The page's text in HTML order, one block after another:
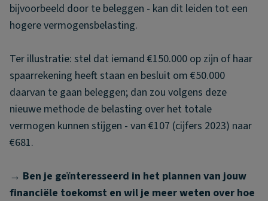
bijvoorbeeld door te beleggen - kan dit leiden tot een
hogere vermogensbelasting.
Ter illustratie: stel dat iemand €150.000 op zijn of haar
spaarrekening heeft staan en besluit om €50.000
daarvan te gaan beleggen; dan zou volgens deze
nieuwe methode de belasting over het totale
vermogen kunnen stijgen - van €107 (cijfers 2023) naar
€681.
→ Ben je geïnteresseerd in het plannen van jouw
financiële toekomst en wil je meer weten over hoe